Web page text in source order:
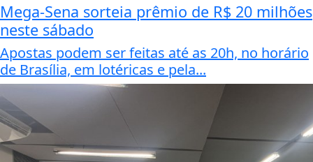
Mega-Sena sorteia prêmio de R$ 20 milhões
neste sábado
Apostas podem ser feitas até as 20h, no horário
de Brasília, em lotéricas e pela...